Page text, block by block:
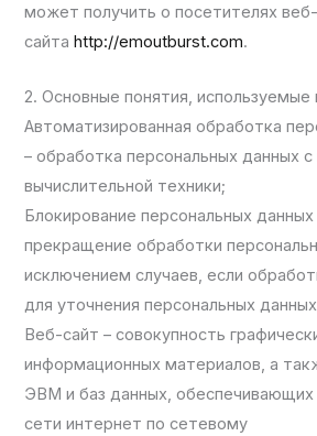
может получить о посетителях веб-
сайтаhttp://emoutburst.com.
2. Основные понятия, используемые
Автоматизированная обработка
– обработка персональных данных
вычислительной техники;
Блокирование персональных
прекращение обработки
исключением случаев, если
для уточнения персональных
Веб-сайт – совокупность
информационных материалов, а
ЭВМ и баз данных, обеспечивающих
сети интернет по сетевому